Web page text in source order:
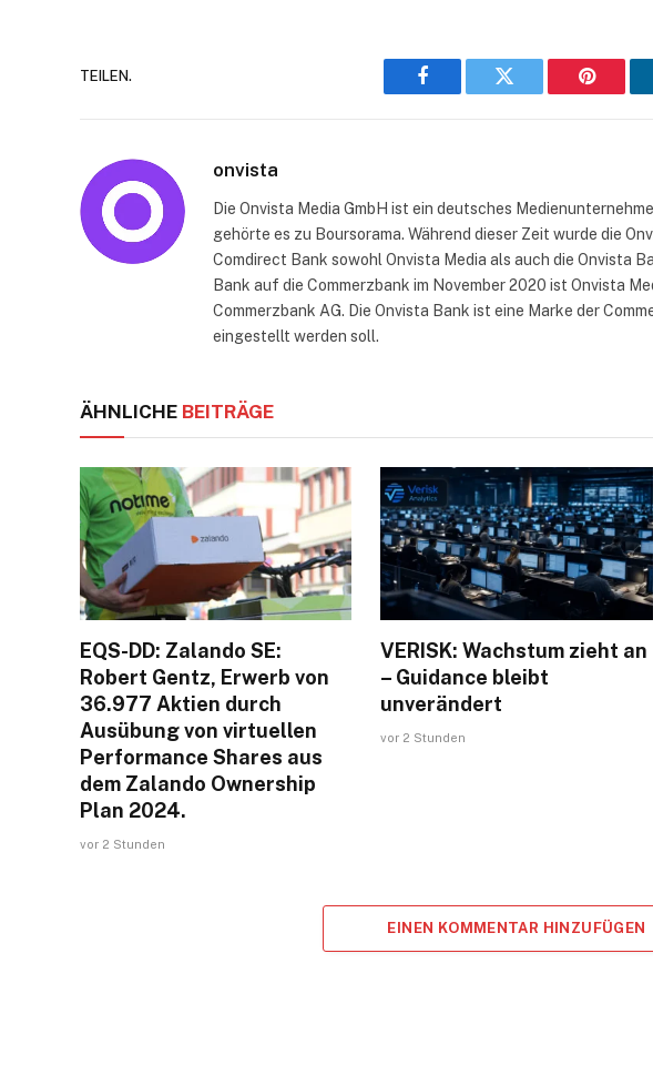
TEILEN.
Facebook Twitter
onvista
Die Onvista Media GmbH ist ein deutsches
gehörte es zu Boursorama. Während dieser Zeit wurde die
Comdirect Bank sowohl Onvista Media als auch die Onvista
Bank auf die Commerzbank im November 2020 ist Onvista
Commerzbank AG. Die Onvista Bank ist eine Marke der
eingestellt werden soll.
ÄHNLICHE BEITRÄGE
EQS-DD: Zalando SE:
Robert Gentz, Erwerb von
36.977 Aktien durch
Ausübung von virtuellen
Performance Shares aus
dem Zalando Ownership
Plan 2024.
vor 2 Stunden
VERISK: Wachstum zieht an
– Guidance bleibt
unverändert
vor 2 Stunden
EINEN KOMMENTAR HINZUFÜGEN